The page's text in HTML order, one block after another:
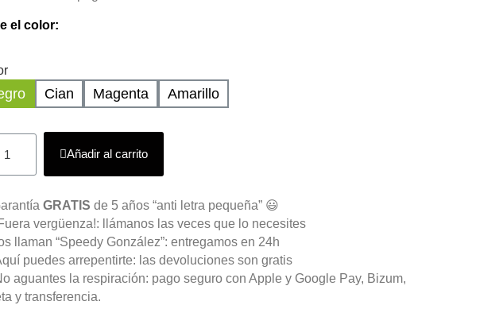
el color:
Cian Magenta Amarillo
Añadir al carrito
GRATIS de 5 años “anti letra pequeña” 😃
vergüenza!: llámanos las veces que lo necesites
llaman “Speedy González”: entregamos en 24h
puedes arrepentirte: las devoluciones son gratis
aguantes la respiración: pago seguro con Apple y Google Pay, Bizum,
y transferencia.